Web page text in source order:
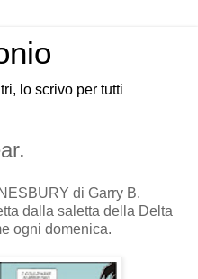
lo scrivo per tutti
di Garry B.
dalla saletta della Delta
ogni domenica.